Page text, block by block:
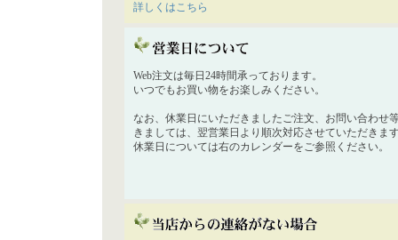
詳しくはこちら
Web注文は毎日24時間承っております。
いつでもお買い物をお楽しみください。
なお、休業日にいただきましたご注文、お問い合わせ
きましては、翌営業日より順次対応させていただきま
休業日については右のカレンダーをご参照ください。